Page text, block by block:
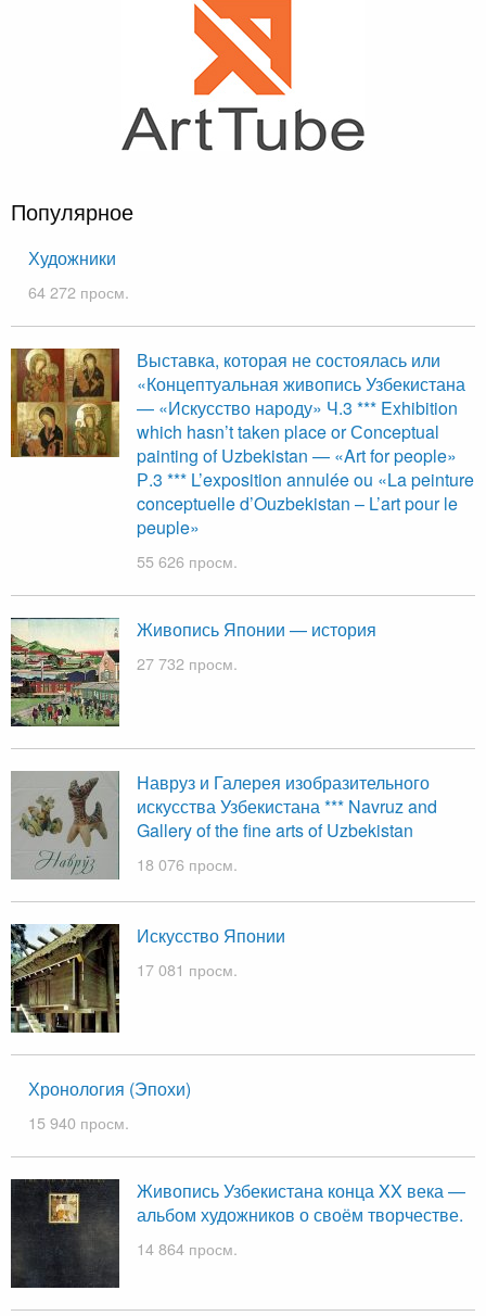
Популярное
Художники
64 272 просм.
Выставка, которая не состоялась или
«Концептуальная живопись Узбекистана
— «Искусство народу» Ч.3 *** Exhibition
which hasn’t taken place or Сonceptual
painting of Uzbekistan — «Art for people»
Р.3 *** L’exposition annulée ou «La peinture
conceptuelle d’Ouzbekistan – L’art pour le
peuple»
55 626 просм.
Живопись Японии — история
27 732 просм.
Навруз и Галерея изобразительного
искусства Узбекистана *** Navruz and
Gallery of the fine arts of Uzbekistan
18 076 просм.
Искусство Японии
17 081 просм.
Хронология (Эпохи)
15 940 просм.
Живопись Узбекистана конца XX века —
альбом художников о своём творчестве.
14 864 просм.